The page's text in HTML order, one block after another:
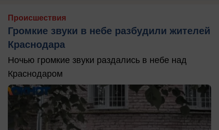
Происшествия
Громкие звуки в небе разбудили жителей
Краснодара
Ночью громкие звуки раздались в небе над
Краснодаром